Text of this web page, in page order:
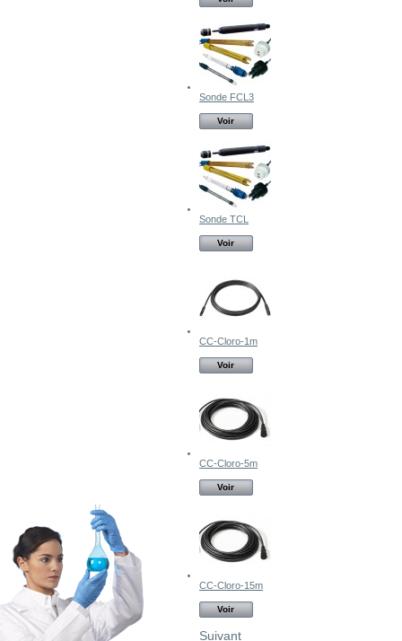
Sonde FCL3
Voir
Sonde TCL
Voir
CC-Cloro-1m
Voir
CC-Cloro-5m
Voir
CC-Cloro-15m
Voir
Suivant